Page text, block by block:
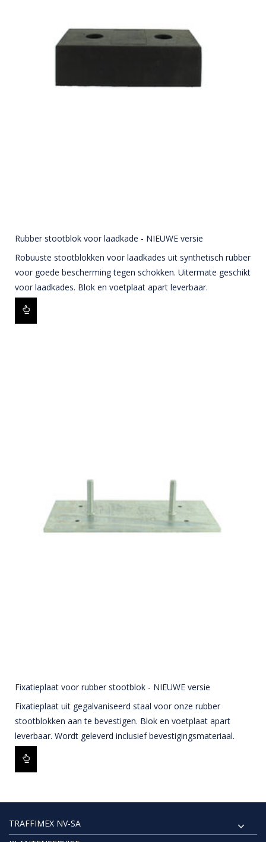
Rubber stootblok voor laadkade - NIEUWE versie
Robuuste stootblokken voor laadkades uit synthetisch rubber
voor goede bescherming tegen schokken. Uitermate geschikt
voor laadkades. Blok en voetplaat apart leverbaar.
Fixatieplaat voor rubber stootblok - NIEUWE versie
Fixatieplaat uit gegalvaniseerd staal voor onze rubber
stootblokken aan te bevestigen. Blok en voetplaat apart
leverbaar. Wordt geleverd inclusief bevestigingsmateriaal.
TRAFFIMEX NV-SA